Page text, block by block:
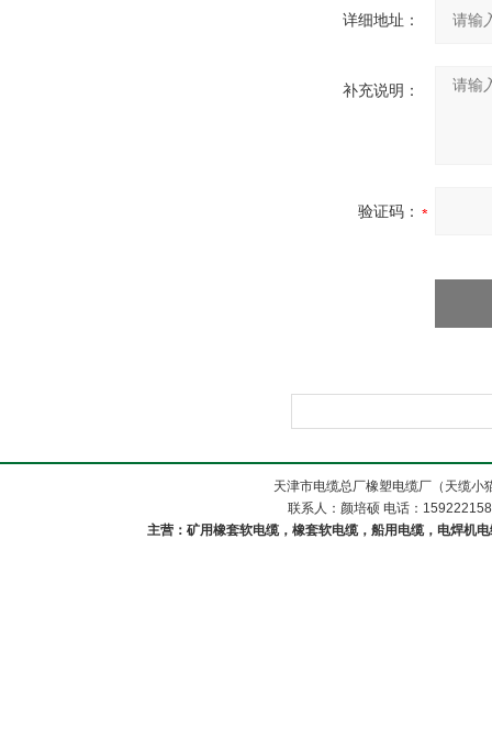
详细地址：
补充说明：
验证码：
天津市电缆总厂橡塑电缆厂（天缆
联系人：颜培硕 电话：
主营：矿用橡套软电缆，橡套软电缆，船用电缆，电焊机